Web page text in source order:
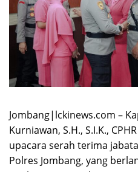
Jombang|lckinews.com –
Kurniawan, S.H., S.I.K.,
upacara serah terima
Polres Jombang, yang